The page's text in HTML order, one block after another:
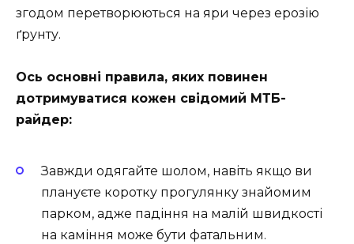
згодом перетворюються на яри через ерозію
ґрунту.
Ось основні правила, яких повинен
дотримуватися кожен свідомий МТБ-
райдер:
Завжди одягайте шолом, навіть якщо ви
плануєте коротку прогулянку знайомим
парком, адже падіння на малій швидкості
на каміння може бути фатальним.